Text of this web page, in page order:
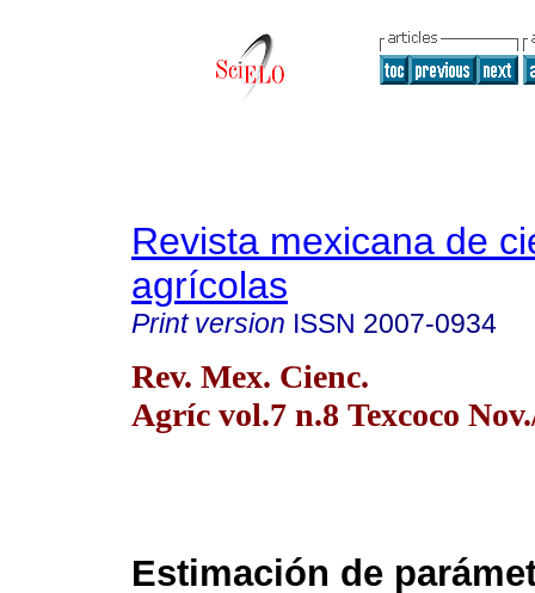
Revista mexicana de
agrícolas
Print version ISSN 2007-0934
Rev. Mex. Cienc.
Agríc vol.7 n.8 Texcoco
Estimación de